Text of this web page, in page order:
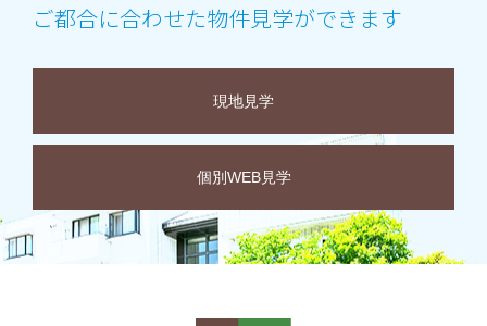
ご都合に合わせた物件見学ができます
現地見学
個別WEB見学